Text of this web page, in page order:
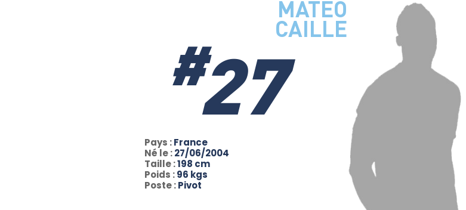
MATÉO
CAILLE
#27
Pays :France
Né le :27/06/2004
Taille :198 cm
Poids :96 kgs
Poste :Pivot